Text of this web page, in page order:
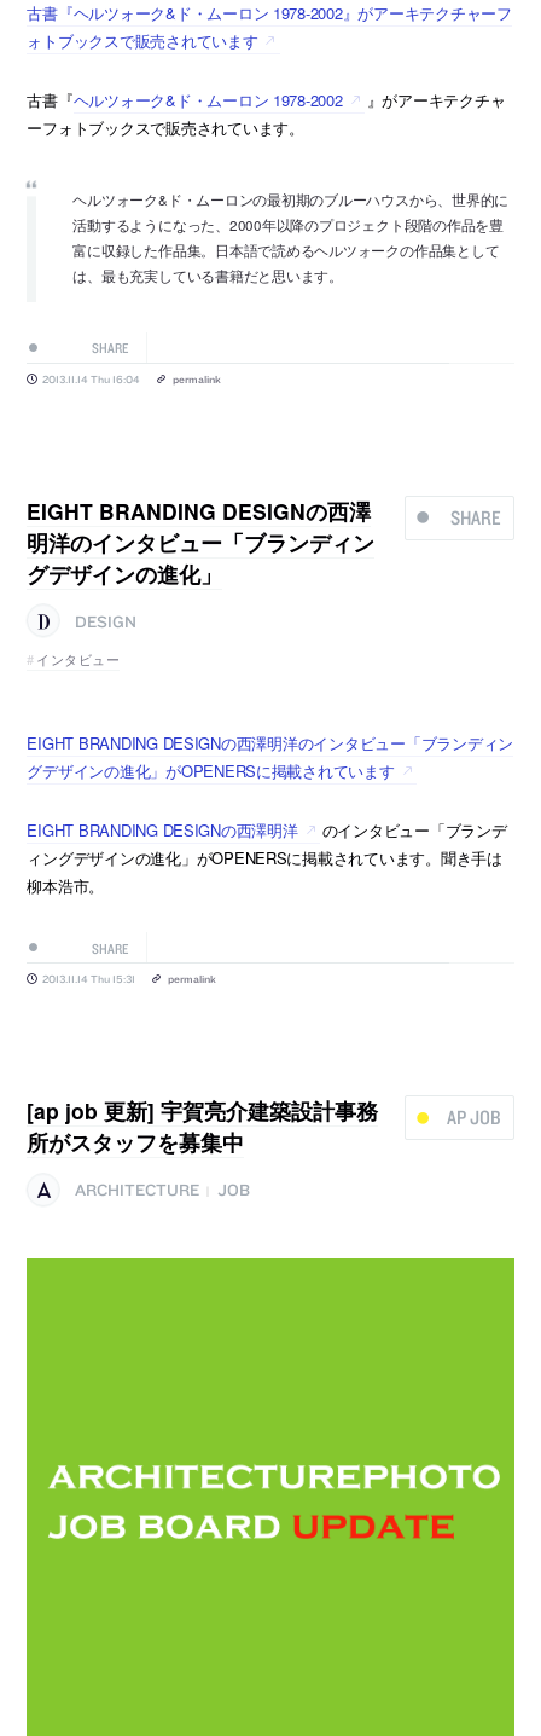
古書『ヘルツォーク&ド・ムーロン 1978-2002』がアーキテクチャーフ
ォトブックスで販売されています
古書『ヘルツォーク&ド・ムーロン 1978-2002
』がアーキテクチャ
ーフォトブックスで販売されています。
ヘルツォーク&ド・ムーロンの最初期のブルーハウスから、世界的に
活動するようになった、2000年以降のプロジェクト段階の作品を豊
富に収録した作品集。日本語で読めるヘルツォークの作品集として
は、最も充実している書籍だと思います。
SHARE
2013.11.14 Thu 16:04 permalink
SHARE
EIGHT BRANDING DESIGNの西澤
明洋のインタビュー「ブランディン
グデザインの進化」
DESIGN
インタビュー
EIGHT BRANDING DESIGNの西澤明洋のインタビュー「ブランディン
グデザインの進化」がOPENERSに掲載されています
EIGHT BRANDING DESIGNの西澤明洋
のインタビュー「ブランデ
ィングデザインの進化」がOPENERSに掲載されています。聞き手は
柳本浩市。
SHARE
2013.11.14 Thu 15:31 permalink
AP JOB
[ap job 更新] 宇賀亮介建築設計事務
所がスタッフを募集中
ARCHITECTURE JOB